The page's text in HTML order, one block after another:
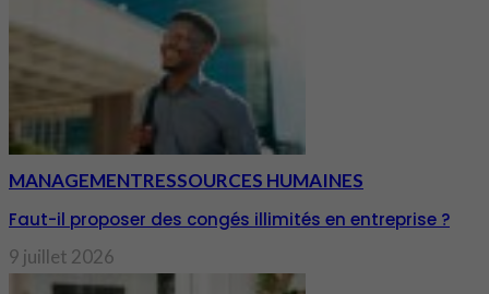
MANAGEMENTRESSOURCES HUMAINES
Faut-il proposer des congés illimités en entreprise ?
9 juillet 2026